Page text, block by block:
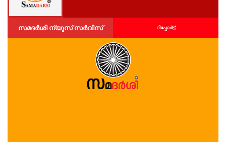
സമദർശി ന്യൂസ് സർവീസ് റിപ്പോര്‍ട്ട്